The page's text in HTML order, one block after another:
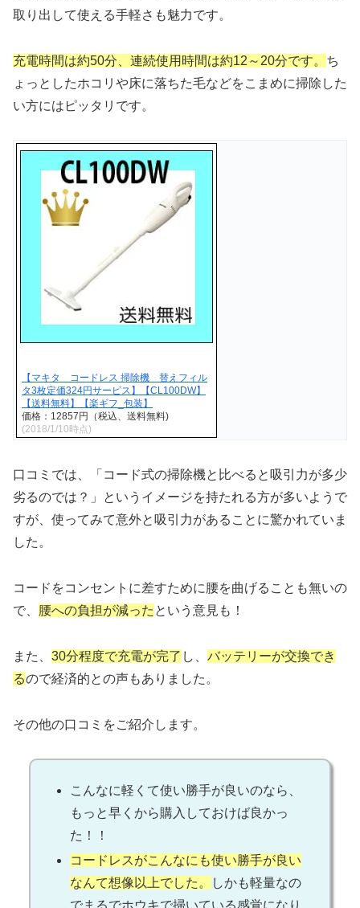
取り出して使える手軽さも魅力です。
充電時間は約50分、連続使用時間は約12～20分です。 ち
ょっとしたホコリや床に落ちた毛などをこまめに掃除した
い方にはピッタリです。
【マキタ コードレス 掃除機 替えフィル
タ3枚定価324円サービス】【CL100DW】
【送料無料】【楽ギフ_包装】
価格：12857円（税込、送料無料)
(2018/1/10時点)
口コミでは、「コード式の掃除機と比べると吸引力が多少
劣るのでは？」というイメージを持たれる方が多いようで
すが、使ってみて意外と吸引力があることに驚かれていま
した。
コードをコンセントに差すために腰を曲げることも無いの
で、 腰への負担が減った という意見も！
また、 30分程度で充電が完了 し、 バッテリーが交換でき
るので経済的との声もありました。
その他の口コミをご紹介します。
こんなに軽くて使い勝手が良いのなら、
もっと早くから購入しておけば良かっ
た！！
コードレスがこんなにも使い勝手が良い
なんて想像以上でした。
しかも軽量なの
でまるでホウキで掃いている感覚になり